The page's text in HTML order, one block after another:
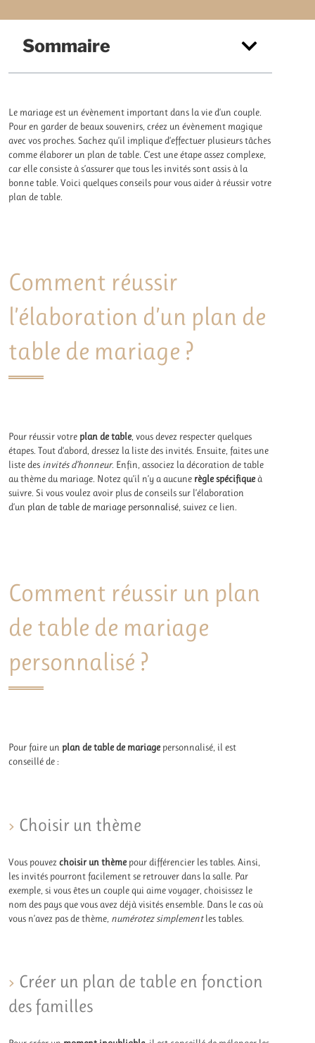
Sommaire
Le mariage est un évènement important dans la vie d’un couple.
Pour en garder de beaux souvenirs, créez un évènement magique
avec vos proches. Sachez qu’il implique d’effectuer plusieurs tâches
comme élaborer un plan de table. C’est une étape assez complexe,
car elle consiste à s’assurer que tous les invités sont assis à la
bonne table. Voici quelques conseils pour vous aider à réussir votre
plan de table.
Comment réussir
l’élaboration d’un plan de
table de mariage ?
Pour réussir votre plan de table, vous devez respecter quelques
étapes. Tout d’abord, dressez la liste des invités. Ensuite, faites une
liste des invités d’honneur. Enfin, associez la décoration de table
au thème du mariage. Notez qu’il n’y a aucune règle spécifiqueà
suivre. Si vous voulez avoir plus de conseils sur l’élaboration
d’un plan de table de mariage personnalisé, suivez ce lien.
Comment réussir un plan
de table de mariage
personnalisé ?
Pour faire un plan de table de mariagepersonnalisé, il est
conseillé de :
Choisir un thème
Vous pouvezchoisir un thèmepour différencier les tables. Ainsi,
les invités pourront facilement se retrouver dans la salle. Par
exemple, si vous êtes un couple qui aime voyager, choisissez le
nom des pays que vous avez déjà visités ensemble. Dans le cas où
vous n’avez pas de thème, numérotez simplementles tables.
Créer un plan de table en fonction
des familles